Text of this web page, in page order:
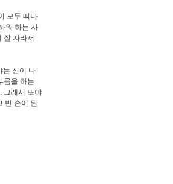
모두 떠나
워 하는 사
잘 자라서
는 신이 나
름을 하는
그래서 또야
빈 손이 된